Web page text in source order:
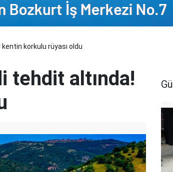
korkulu rüyası oldu
tehdit altında!